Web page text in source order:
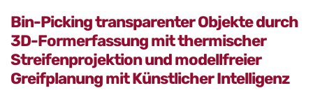
Bin-Picking transparenter Objekte durch
3D-Formerfassung mit thermischer
Streifenprojektion und modellfreier
Greifplanung mit Künstlicher Intelligenz